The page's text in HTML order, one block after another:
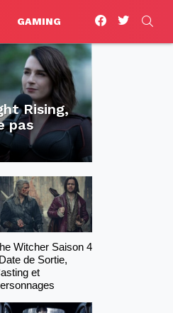
GAMING
facebooktwitter
Rising,
pas
Witcher Saison 4
de Sortie,
et